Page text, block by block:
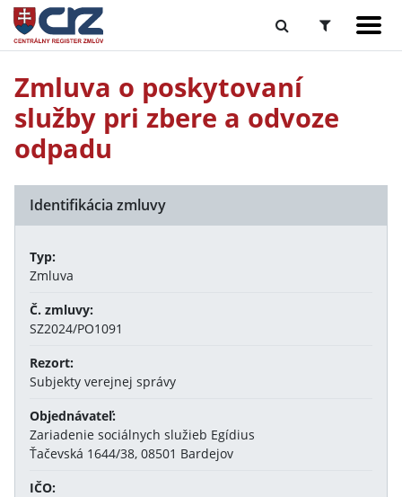
Zmluva o poskytovaní
služby pri zbere a odvoze
odpadu
Identifikácia zmluvy
Typ:
Zmluva
Č. zmluvy:
SZ2024/PO1091
Rezort:
Subjekty verejnej správy
Objednávateľ:
Zariadenie sociálnych služieb Egídius
Ťačevská 1644/38, 08501 Bardejov
IČO: